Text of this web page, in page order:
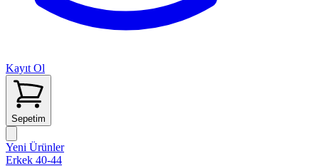
Kayıt Ol
Sepetim
Yeni Ürünler
Erkek 40-44